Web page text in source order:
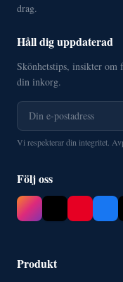
drag.
Håll dig uppdaterad
Skönhetstips, insikter om
din inkorg.
Vi respekterar din integritet.
Följ oss
Produkt